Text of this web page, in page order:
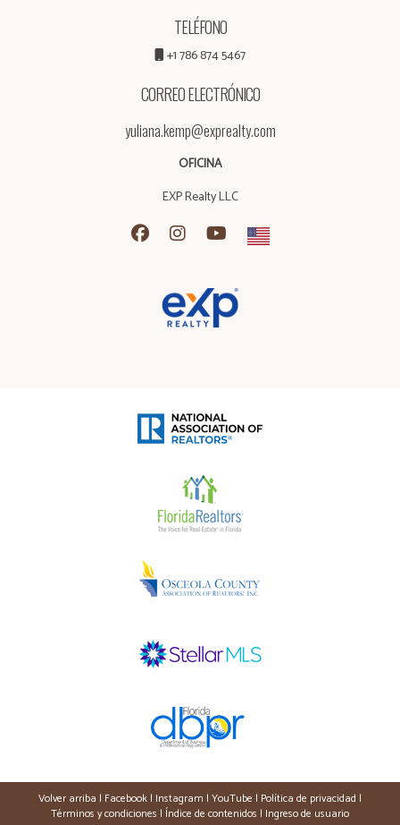
TELÉFONO
+1 786 874 5467
CORREO ELECTRÓNICO
yuliana.kemp@exprealty.com
OFICINA
EXP Realty LLC
Volver arriba | Facebook | Instagram | YouTube | Política de privacidad |
Términos y condiciones | Índice de contenidos | Ingreso de usuario